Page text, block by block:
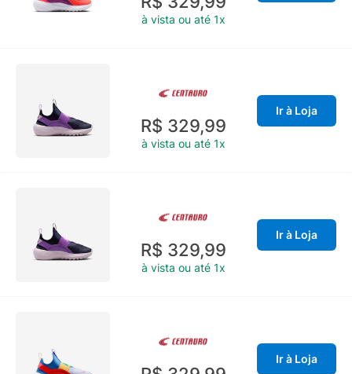
à vista ou até 1x
R$ 329,99
à vista ou até 1x
Ir à Loja
R$ 329,99
à vista ou até 1x
Ir à Loja
Ir à Loja